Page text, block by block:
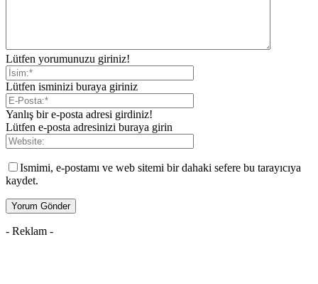
Lütfen yorumunuzu giriniz!
Lütfen isminizi buraya giriniz
Yanlış bir e-posta adresi girdiniz!
Lütfen e-posta adresinizi buraya girin
Ismimi, e-postamı ve web sitemi bir dahaki sefere bu tarayıcıya
kaydet.
- Reklam -